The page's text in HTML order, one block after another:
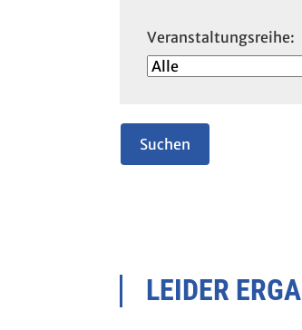
Veranstaltungsreihe:
LEIDER